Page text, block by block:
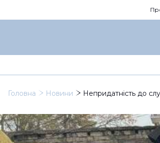
Головна Новини Непридатність до